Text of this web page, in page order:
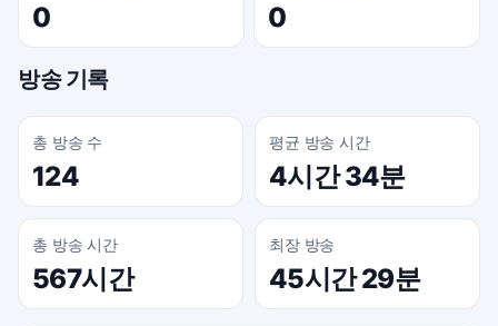
0 0
방송 기록
총 방송 수
124
평균 방송 시간
4시간 34분
총 방송 시간
567시간
최장 방송
45시간 29분